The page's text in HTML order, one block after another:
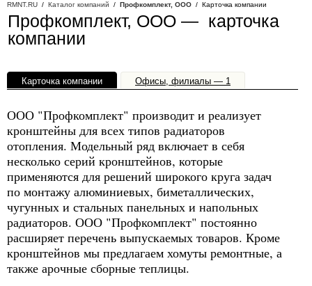
RMNT.RU / Каталог компаний / Профкомплект, ООО / Карточка компании
Профкомплект, ООО — карточка
компании
Карточка компании Офисы, филиалы — 1
ООО "Профкомплект" производит и реализует
кронштейны для всех типов радиаторов
отопления. Модельный ряд включает в себя
несколько серий кронштейнов, которые
применяются для решений широкого круга задач
по монтажу алюминиевых, биметаллических,
чугунных и стальных панельных и напольных
радиаторов. ООО "Профкомплект" постоянно
расширяет перечень выпускаемых товаров. Кроме
кронштейнов мы предлагаем хомуты ремонтные, а
также арочные сборные теплицы.